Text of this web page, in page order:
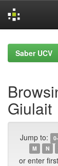
navigationSaber UCV
Giulait
Jump to:
M
N
or enter